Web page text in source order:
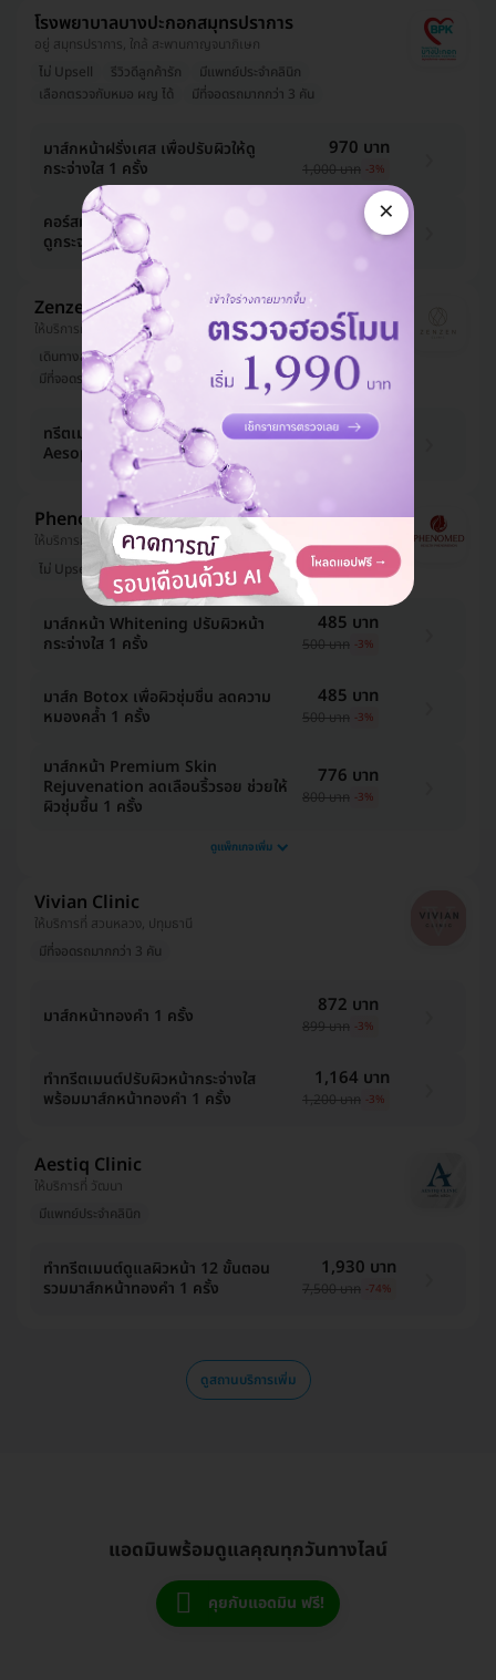
โรงพยาบาลบางปะกอกสมุทรปราการ
อยู่ สมุทรปราการ, ใกล้ สะพานกาญจนาภิเษก
ไม่ Upsell
รีวิวดีลูกค้ารัก
มีแพทย์ประจำคลินิก
เลือกตรวจกับหมอ ผญ ได้
มีที่จอดรถมากกว่า 3 คัน
มาส์กหน้าฝรั่งเศส เพื่อปรับผิวให้ดู
กระจ่างใส 1 ครั้ง
970 บาท
1,000 บาท -3%
คอร์สมาส์กหน้าฝรั่งเศส เพื่อปรับผิวให้
ดูกระจ่างใส 5 ครั้ง
1,940 บาท
-3%
Zenzen Clinic
ให้บริการที่ วัฒนา
เดินทางสะดวก
ไม่ Upsell
มีที่จอดรถมากกว่า 3 คัน
ทรีตเมนต์บำรุงผิวหน้าด้วยผลิตภัณฑ์
Aesop 1 ครั้ง
1,939 บาท
Phenomed Clinic
ให้บริการที่ ดุสิต
ไม่ Upsell
รีวิวดีลูกค้ารัก มีแพทย์ประจำคลินิก
มาส์กหน้า Whitening ปรับผิวหน้า
กระจ่างใส 1 ครั้ง
485 บาท
500 บาท -3%
มาส์ก Botox เพื่อผิวชุ่มชื่น ลดความ
หมองคล้ำ 1 ครั้ง
485 บาท
500 บาท -3%
มาส์กหน้า Premium Skin
Rejuvenation ลดเลือนริ้วรอย ช่วยให้
ผิวชุ่มชื้น 1 ครั้ง
776 บาท
800 บาท -3%
ดูแพ็กเกจเพิ่ม
Vivian Clinic
ให้บริการที่ สวนหลวง, ปทุมธานี
มีที่จอดรถมากกว่า 3 คัน
มาส์กหน้าทองคำ 1 ครั้ง 872 บาท
899 บาท -3%
ทำทรีตเมนต์ปรับผิวหน้ากระจ่างใส
พร้อมมาส์กหน้าทองคำ 1 ครั้ง
1,164 บาท
1,200 บาท -3%
Aestiq Clinic
ให้บริการที่ วัฒนา
มีแพทย์ประจำคลินิก
ทำทรีตเมนต์ดูแลผิวหน้า 12 ขั้นตอน
รวมมาส์กหน้าทองคำ 1 ครั้ง
1,930 บาท
7,500 บาท -74%
ดูสถานบริการเพิ่ม
แอดมินพร้อมดูแลคุณทุกวันทางไลน์
คุยกับแอดมิน ฟรี!
×